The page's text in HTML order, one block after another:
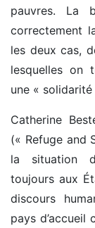
pauvres. La
correctement
les deux cas,
lesquelles on
une «
Catherine
(« Refuge and
la situation
toujours aux
discours
pays